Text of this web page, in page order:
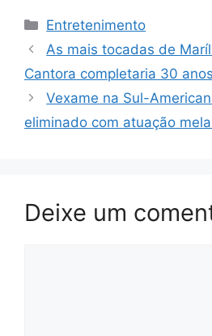
Categorias
Entretenimento
As mais tocadas de
Cantora completaria 30
Vexame na Sul-
eliminado com atuação
Deixe um